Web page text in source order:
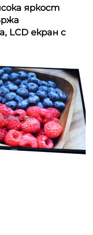
яркост
LCD екран с